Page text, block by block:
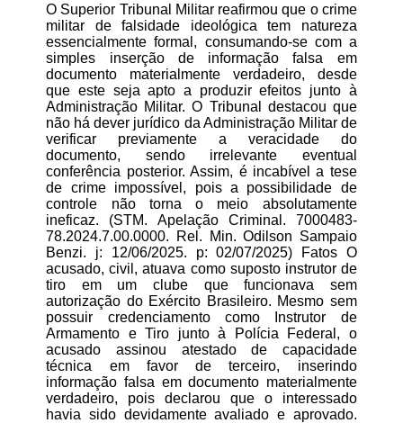
O Superior Tribunal Militar reafirmou que o crime
militar de falsidade ideológica tem natureza
essencialmente formal, consumando-se com a
simples inserção de informação falsa em
documento materialmente verdadeiro, desde
que este seja apto a produzir efeitos junto à
Administração Militar. O Tribunal destacou que
não há dever jurídico da Administração Militar de
verificar previamente a veracidade do
documento, sendo irrelevante eventual
conferência posterior. Assim, é incabível a tese
de crime impossível, pois a possibilidade de
controle não torna o meio absolutamente
ineficaz. (STM. Apelação Criminal. 7000483-
78.2024.7.00.0000. Rel. Min. Odilson Sampaio
Benzi. j: 12/06/2025. p: 02/07/2025) Fatos O
acusado, civil, atuava como suposto instrutor de
tiro em um clube que funcionava sem
autorização do Exército Brasileiro. Mesmo sem
possuir credenciamento como Instrutor de
Armamento e Tiro junto à Polícia Federal, o
acusado assinou atestado de capacidade
técnica em favor de terceiro, inserindo
informação falsa em documento materialmente
verdadeiro, pois declarou que o interessado
havia sido devidamente avaliado e aprovado.